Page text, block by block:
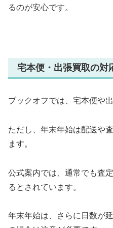
るのが安心です。
宅本便・出張買取の対
ブックオフでは、宅本便や
ただし、年末年始は配送や
ます。
公式案内では、通常でも査
るとされています。
年末年始は、さらに日数が